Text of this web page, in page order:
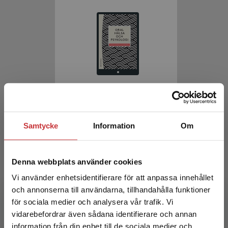
Samtycke Information Om
Denna webbplats använder cookies
Vi använder enhetsidentifierare för att anpassa innehållet
och annonserna till användarna, tillhandahålla funktioner
för sociala medier och analysera vår trafik. Vi
vidarebefordrar även sådana identifierare och annan
information från din enhet till de sociala medier och
Begränsad fraktregion
Hakeberg, M - Wide, U (red.)
215 krinkl. moms